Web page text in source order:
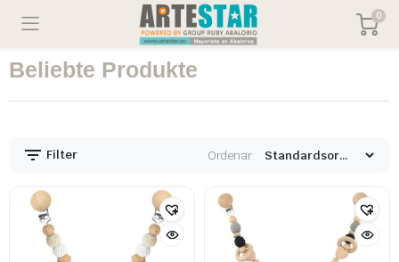
0
Beliebte Produkte
Filter Ordenar: